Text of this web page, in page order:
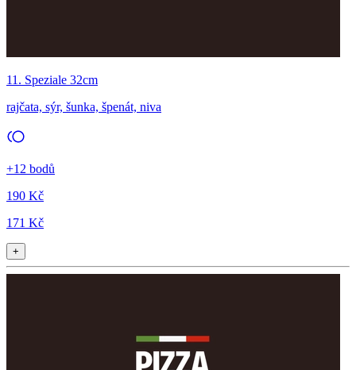
11. Speziale 32cm
rajčata, sýr, šunka, špenát, niva
+12 bodů
190 Kč
171 Kč
+